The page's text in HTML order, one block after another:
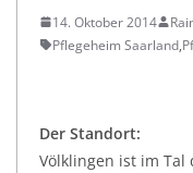
14. Oktober 2014
Pflegeheim Saarland,
Der Standort:
Völklingen ist im Tal